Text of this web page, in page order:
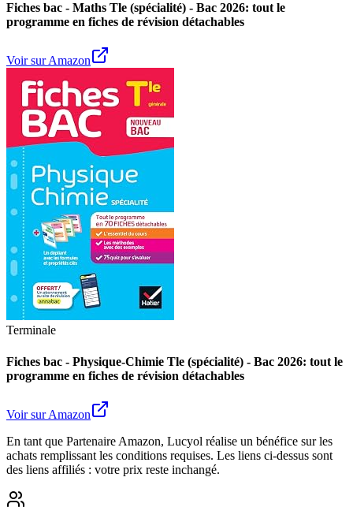
Fiches bac - Maths Tle (spécialité) - Bac 2026: tout le
programme en fiches de révision détachables
Voir sur Amazon
Terminale
Fiches bac - Physique-Chimie Tle (spécialité) - Bac 2026: tout le
programme en fiches de révision détachables
Voir sur Amazon
En tant que Partenaire Amazon, Lucyol réalise un bénéfice sur les
achats remplissant les conditions requises. Les liens ci-dessus sont
des liens affiliés : votre prix reste inchangé.